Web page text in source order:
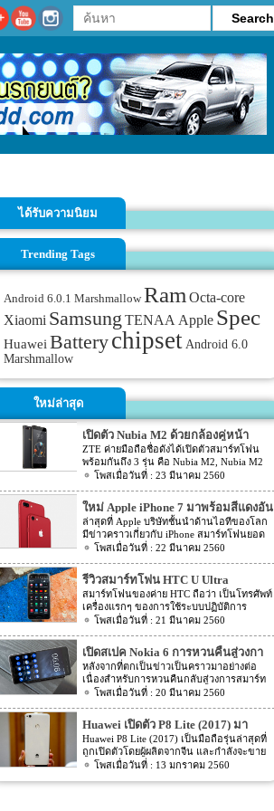
ได้รับความนิยม
Trending Tags
Android 6.0.1 Marshmallow Ram Octa-core
Xiaomi Samsung TENAAApple Spec
Huawei Batterychipset Android 6.0
Marshmallow
ใหม่ล่าสุด
เปิดตัว Nubia M2 ด้วยกล้องคู่หน้า
ZTE ค่ายมือถือชื่อดังได้เปิดตัวสมาร์ทโฟน
พร้อมกันถึง 3 รุ่น คือ Nubia M2, Nubia M2
Lite และ Nubia N2 ซึ่งแต่ละรุ่นก็มีความน่า
นี้เราจะมารีวิวให้ท่านได้รู้จักกับ Nubia M2
ที่มีจุดขายตรงกล้องหน้าที่มาเป็นคู่ นอกจาก
กล้องหน้าที่มาเป็นคู่แล้วยังมีส่วนอื่นๆ ที่น่า
สนใจอีก Nubia M2 ใช้กล้องหน้าแบบคู่ที่มี
ความละเอียดสูงถึง 13MP มีรูรับแสง f 2.2
กล้องหน้าสำหรับการเซลฟี่มีความละเอียด
16MP พร้อมกับรูรับแสง f/2.0 กล้องหน้า
สามารถจับภาพได้กว้างถึง 80 องศา นั้นจะ
ทำให้การถ่ายรูปเซลฟี่ได้กว้างมากยิ่งขึ้น
หน้าจอเป็นแบบ AMOLED มีความละเอียดสูง
ถึง 1080p ขนาด 5.5 นิ้ว ระบบประมวลผล
การทำงานจะเป็นชิปเซ็ต Snapdragon 625
เป็นชิปประมวลผลของ Qualcomm ใช้ RAM
4GB หน่วยความจำมีให้เลือกอยู่ 2 ขนาด คือ
[…]
23 มีนาคม 2560
ใหม่ Apple iPhone 7 มาพร้อมสีแดงอัน
ร้อนแรง
ล่าสุดที่ Apple บริษัทชั้นนำด้านไอทีของโลก
มีข่าวคราวเกี่ยวกับ iPhone สมาร์ทโฟนยอด
ฮิตในประเทศไทยและทั่วโลก และในช่วงที่
อาจจะพลาดโอกาสได้สัมผัสเทคโนโลยีอัน
ทันสมัยในคราวนั้น แต่ก็ถือว่า เป็นความโชค
ดีที่คุณกำลังจะได้สัมผัสกับ iPhone 7 ที่มา
พร้อมการออกแบบสีของบอดี้ด้วยสีแดงอัน
ร้อนแรง เร้าใจแบบสุดๆ ทำให้สาวกของ
Apple กระเป๋าสั่นกันเลยทีเดียว การออกแบบ
iPhone 7 สีแดง ได้แรงบันดาลใจมาจากการ
กุศลของ iGadget ซึ่งปกติแล้ว การปรับแต่ง
Apple จะให้บริษัทข้างนอกช่วยในการปรับ
แต่งให้ แต่บอดี้นี้สีนี้ Apple ลงแรงปรับแต่งเอง
สีแดงอันร้อนแรง Apple จะจับความร้อนแรง
ลงไปใน iPhone 7 และ iPhone 7 Plus ทาง
บริษัท Apple ได้กำหนดวันจำหน่ายในวันศุกร์
ที่ 24 มีนาคม 2560 ที่จะถึงนี้ เวลาในการเปิด
ขายเป็นเวลาช่วงเช้าประมาณ 8.01 น. (เป็น
เวลาในฝั่งประเทศแถบแปซิฟิก) การเปิดตัว
22 มีนาคม 2560
รีวิวสมาร์ทโฟน HTC U Ultra
สมาร์ทโฟนของค่าย HTC ถือว่า เป็นโทรศัพท์
เครื่องแรกๆ ของการใช้ระบบปฏิบัติการ
Android หลายคนน่าจะจำได้ ในช่วงนั้นมี
Bird ที่ฮิตกันทั่วบ้านทั่วเมือง สมาร์ทโฟนหนึ่ง
ในที่สามารถเล่นเกมส์ Angry Bird นี้ได้ ก็คือ
สมาร์ทโฟนจากค่าย HTC หลังจากนั้น HTC
ก็ได้มีการพัฒนาสมาร์ทโฟนขึ้นมาอีก
มากมาย ล่าสุดได้เตรียมปล่อยรุ่นใหม่ อย่าง
HTC U Ultra HTC U Ultra มาพร้อมกับหน้า
จอ Super LCD5 มีขนาด 5.7 นิ้ว หน้าจอเป็น
แบบ Gorilla Glass 5 ซึ่งเป็นหน้าจอใหม่ที่
สามารถป้องกันรอยขีดข่วนได้ ความละเอียด
ของภาพสูงถึง 1,040 X 2,560 พิกเซล
(513ppi) ใช้ชิปประมวลผล Snapdragon 820
ที่มีความเร็วให้เลือกถึง 2 แบบ คือ 2.15GHz
21 มีนาคม 2560
เปิดสเปค Nokia 6 การหวนคืนสู่วงกา
รสมาร์ทโฟน
หลังจากที่ตกเป็นข่าวเป็นคราวมาอย่างต่อ
เนื่องสำหรับการหวนคืนกลับสู่วงการสมาร์ท
โฟน อย่างสมาร์ทโฟนในแบรนด์ Nokia ครั้ง
เอาสมาร์ทโฟนรุ่นนี้ไปทดสอบในห้องปฏิบัติ
การ Nokia 6 เปิดตัวรุ่นแรกภายใต้ชื่อรุ่น TA-
1000 ซึ่งจะมีความน่าสนใจทั้งในเรื่องของ
ซอฟต์แวร์และวัสดุอุปกรณ์ที่นำมาผลิตต่างๆ
Nokia 6 ไม่ได้เป็นสมาร์ทโฟนระดับสูง แต่จะ
เป็นสมาร์ทโฟนราคากลางๆ ที่เตรียมตัวจะมา
20 มีนาคม 2560
Huawei เปิดตัว P8 Lite (2017) มา
พร้อมหน้าจอ 1080p ชิพเซ็ท Kirin
655
Huawei P8 Lite (2017) เป็นมือถือรุ่นล่าสุดที่
ถูกเปิดตัวโดยผู้ผลิตจากจีน และกำลังจะขาย
ในตลาดยุโรปบางประเทศในเร็วๆ นี้ แต่การ
13 มกราคม 2560